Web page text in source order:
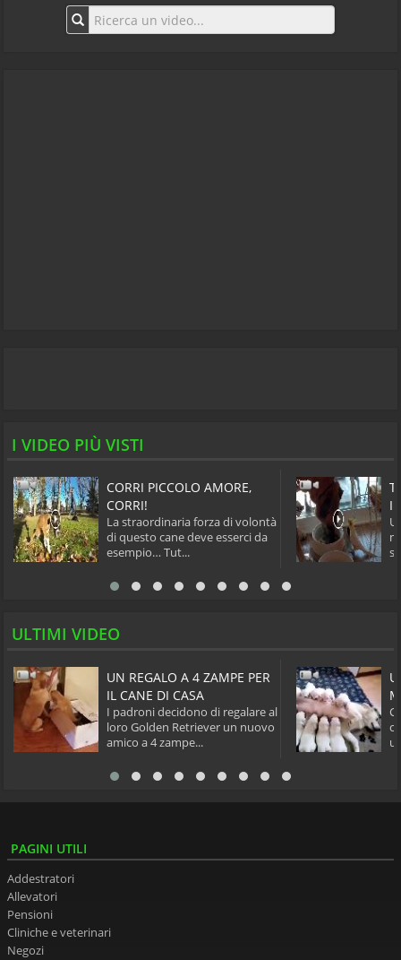
I VIDEO PIÙ VISTI
CORRI PICCOLO AMORE,
CORRI!
La straordinaria forza di volontà
di questo cane deve esserci da
esempio… Tut...
ULTIMI VIDEO
UN REGALO A 4 ZAMPE PER
IL CANE DI CASA
I padroni decidono di regalare al
loro Golden Retriever un nuovo
amico a 4 zampe...
PAGINI UTILI
Addestratori
Allevatori
Pensioni
Cliniche e veterinari
Negozi